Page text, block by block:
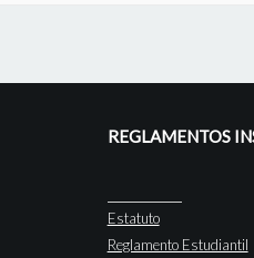
REGLAMENTOS
Estatuto
Reglamento Estudiantil